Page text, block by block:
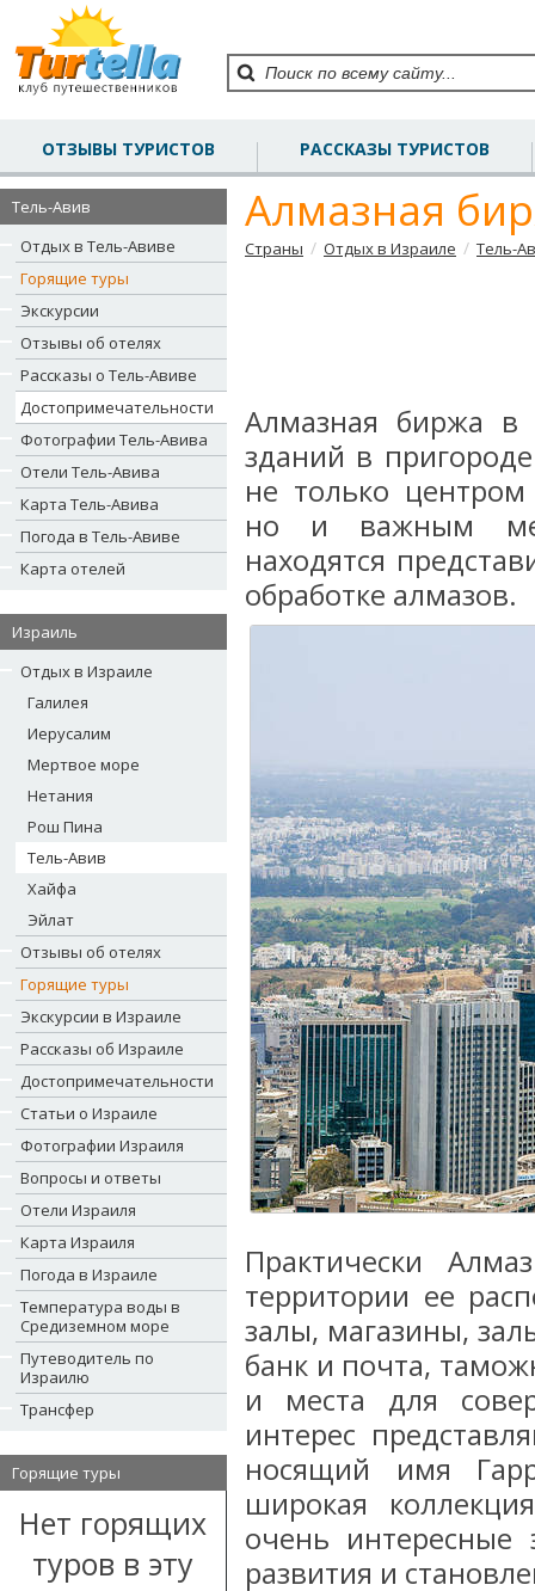
ОТЗЫВЫ ТУРИСТОВ РАССКАЗЫ ТУРИСТОВ
Тель-Авив
Отдых в Тель-Авиве
Горящие туры
Экскурсии
Отзывы об отелях
Рассказы о Тель-Авиве
Достопримечательности
Фотографии Тель-Авива
Отели Тель-Авива
Карта Тель-Авива
Погода в Тель-Авиве
Карта отелей
Израиль
Отдых в Израиле
Галилея
Иерусалим
Мертвое море
Нетания
Рош Пина
Тель-Авив
Хайфа
Эйлат
Отзывы об отелях
Горящие туры
Экскурсии в Израиле
Рассказы об Израиле
Достопримечательности
Статьи о Израиле
Фотографии Израиля
Вопросы и ответы
Отели Израиля
Карта Израиля
Погода в Израиле
Температура воды в
Средиземном море
Путеводитель по
Израилю
Трансфер
Горящие туры
Нет горящих
туров в эту
Алмазная
Страны / Отдых в Израиле / Тель-
Алмазная биржа в
зданий в
не только
но и важным
находятся
обработке алмазов.
Практически
территории ее
залы, магазины,
банк и почта,
и места для
интерес
носящий имя
широкая
очень интересные
развития и